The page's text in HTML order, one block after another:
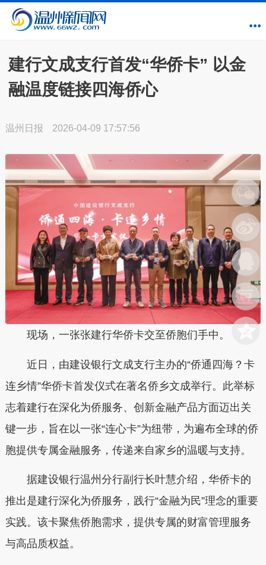
建行文成支行首发“华侨卡” 以金
融温度链接四海侨心
温州日报 2026-04-09 17:57:56
现场，一张张建行华侨卡交至侨胞们手中。
近日，由建设银行文成支行主办的“侨通四海？卡
连乡情”华侨卡首发仪式在著名侨乡文成举行。此举标
志着建行在深化为侨服务、创新金融产品方面迈出关
键一步，旨在以一张“连心卡”为纽带，为遍布全球的侨
胞提供专属金融服务，传递来自家乡的温暖与支持。
据建设银行温州分行副行长叶慧介绍，华侨卡的
推出是建行深化为侨服务，践行“金融为民”理念的重要
实践。该卡聚焦侨胞需求，提供专属的财富管理服务
与高品质权益。